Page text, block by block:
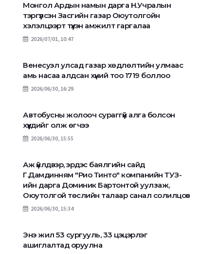
Монгол Ардын намын дарга Н.Учралын
тэргүүлсэн Засгийн газар Оюутолгойн
хэлэлцээрт түүхэн амжилт гаргалаа
2026/07/01, 10:47
Венесуэл улсад газар хөдлөлтийн улмаас
амь насаа алдсан хүний тоо 1719 боллоо
2026/06/30, 16:29
Автобусны жолооч сураггүй алга болсон
хүүхдийг олж өгчээ
2026/06/30, 15:55
Аж үйлдвэр, эрдэс баялгийн сайд
Г.Дамдинням "Рио Тинто" компанийн ТУЗ-
ийн дарга Доминик Бартонтой уулзаж,
Оюутолгой төслийн талаар санал солилцов
2026/06/30, 15:34
Энэ жил 53 сургууль, 33 цэцэрлэг
ашиглалтад оруулна